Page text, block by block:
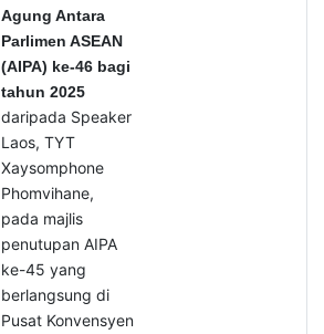
Agung Antara
Parlimen ASEAN
(AIPA) ke-46 bagi
tahun 2025
daripada Speaker
Laos, TYT
Xaysomphone
Phomvihane,
pada majlis
penutupan AIPA
ke-45 yang
berlangsung di
Pusat Konvensyen